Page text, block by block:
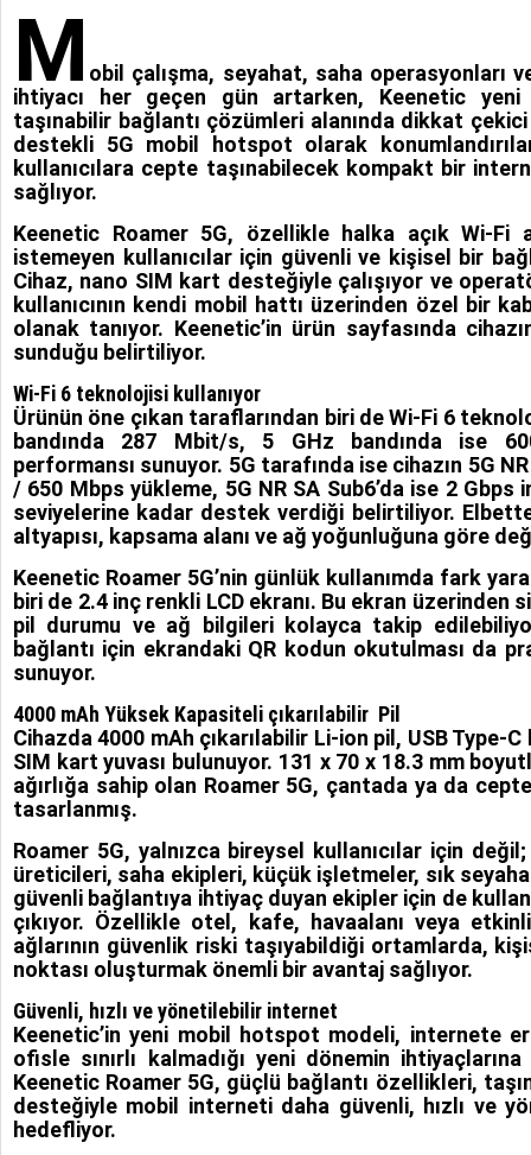
M obil çalışma, seyahat, saha operasyonları
ihtiyacı her geçen gün artarken, Keenetic
taşınabilir bağlantı çözümleri alanında dikkat
destekli 5G mobil hotspot olarak
kullanıcılara cepte taşınabilecek kompakt bir
sağlıyor.
Keenetic Roamer 5G, özellikle halka açık Wi-Fi
istemeyen kullanıcılar için güvenli ve kişisel bir
Cihaz, nano SIM kart desteğiyle çalışıyor ve
kullanıcının kendi mobil hattı üzerinden özel bir
olanak tanıyor. Keenetic’in ürün sayfasında
sunduğu belirtiliyor.
Wi-Fi 6 teknolojisi kullanıyor
Ürünün öne çıkan taraflarından biri de Wi-Fi 6
bandında 287 Mbit/s, 5 GHz bandında ise
performansı sunuyor. 5G tarafında ise cihazın 5G
/ 650 Mbps yükleme, 5G NR SA Sub6’da ise 2 Gbps
seviyelerine kadar destek verdiği belirtiliyor.
altyapısı, kapsama alanı ve ağ yoğunluğuna göre
Keenetic Roamer 5G’nin günlük kullanımda fark
biri de 2.4 inç renkli LCD ekranı. Bu ekran üzerinden
pil durumu ve ağ bilgileri kolayca takip
bağlantı için ekrandaki QR kodun okutulması da
sunuyor.
4000 mAh Yüksek Kapasiteli çıkarılabilir Pil
Cihazda 4000 mAh çıkarılabilir Li-ion pil, USB Type-
SIM kart yuvası bulunuyor. 131 x 70 x 18.3 mm
ağırlığa sahip olan Roamer 5G, çantada ya da
tasarlanmış.
Roamer 5G, yalnızca bireysel kullanıcılar için
üreticileri, saha ekipleri, küçük işletmeler, sık
güvenli bağlantıya ihtiyaç duyan ekipler için de
çıkıyor. Özellikle otel, kafe, havaalanı veya
ağlarının güvenlik riski taşıyabildiği ortamlarda,
noktası oluşturmak önemli bir avantaj sağlıyor.
Güvenli, hızlı ve yönetilebilir internet
Keenetic’in yeni mobil hotspot modeli, internete
ofisle sınırlı kalmadığı yeni dönemin
Keenetic Roamer 5G, güçlü bağlantı özellikleri,
desteğiyle mobil interneti daha güvenli, hızlı ve
hedefliyor.